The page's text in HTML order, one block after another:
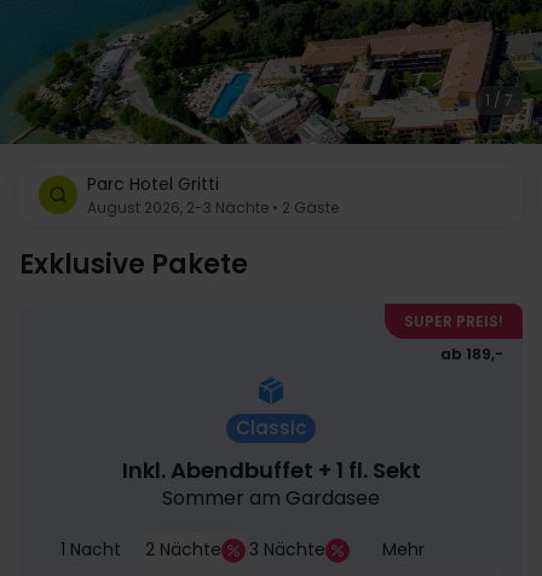
1 / 7
Parc Hotel Gritti
August 2026, 2-3 Nächte • 2 Gäste
Exklusive Pakete
SUPER PREIS!
ab 189,-
Classic
Inkl. Abendbuffet + 1 fl. Sekt
Sommer am Gardasee
1 Nacht 2 Nächte 3 Nächte Mehr